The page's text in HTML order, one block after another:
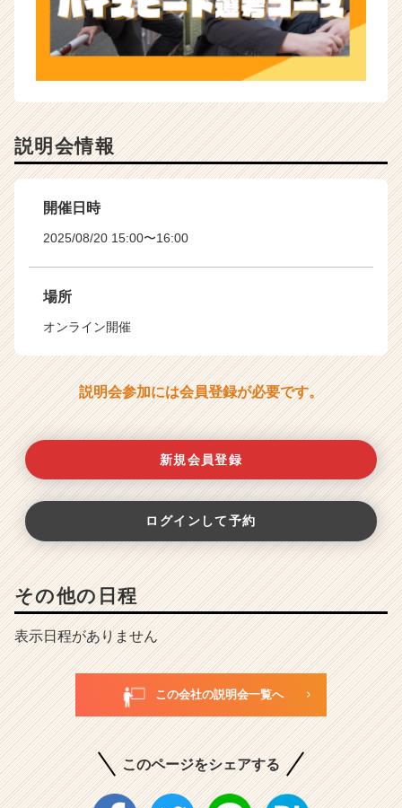
説明会情報
開催日時
2025/08/20 15:00〜16:00
場所
オンライン開催
説明会参加には会員登録が必要です。
新規会員登録
ログインして予約
その他の日程
表示日程がありません
この会社の説明会一覧へ
このページをシェアする